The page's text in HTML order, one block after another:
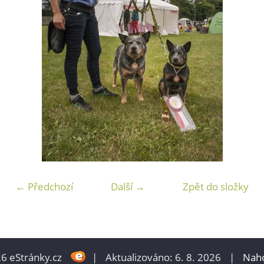
← Předchozí Další → Zpět do složky
eStránky.cz | Aktualizováno: 6. 8. 2026 |